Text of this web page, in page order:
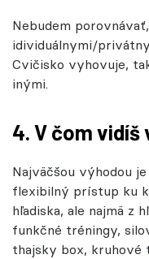
Nebudem
idividuálnymi/
Cvičisko vyhovuje,
inými.
4. V čom vidíš
Najväčšou výhodou
flexibilný prístup ku
hľadiska, ale najmä z
funkčné tréningy,
thajsky box, kruhové